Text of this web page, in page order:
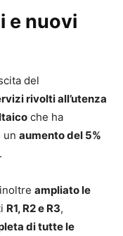
e nuovi
del
rivolti all’utenza
che ha
un aumento del 5%
.
ampliato le
R1, R2 e R3,
di tutte le